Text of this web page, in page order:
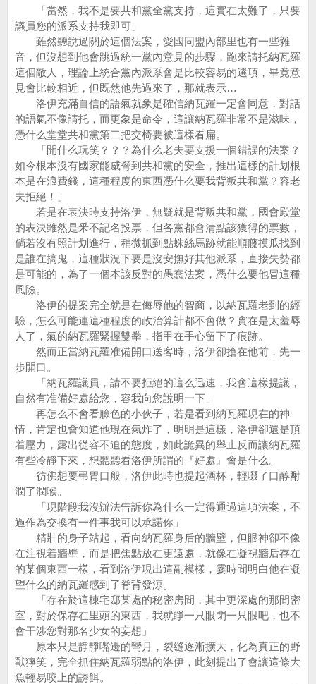
「當然，我不是要共和黨全黨支持，這實在太難了，只要
議員您的派系支持我即可」
雖然聽說過關於這個法案，愛國同盟內部里也有一些雜
音，但沒想到他會跳過統一黨內意見的步驟，跑來請托納瓦羅
這個敵人，理論上統合黨內派系會是比較容易的選項，畢竟意
見會比較相近，但既然他先過來了，那就表示…
洛伊充滿自信的語氣就象是確信納瓦羅一定會同意，對話
的語氣不像請托，而更象是命令，這讓納瓦羅非常不是滋味，
憑什么堂堂共和黨第二把交椅要被這樣看扁。
「開什么玩笑？？？為什么老夫要支援一個錯誤的法案？
如今根本沒有國家能威脅到共和黨的安全，推出這樣的計划根
本是在浪費錢，這種程度的東西憑什么要我背叛共和黨？容老
夫拒絕！」
若是在表決時支持洛伊，無疑就是背叛共和黨，國會殿堂
的表決雖然是釆不記名投票，但各黨都會清點該獲得的票數，
倘若沒有照計划進行，稍微抓到點蛛絲馬跡就能順藤摸瓜找到
是誰在搞鬼，這種狀況下要是沒安撫好其他派系，直接失勢都
是可能的，為了一個本該反對的愚蠢法案，憑什么要他冒這種
風險。
洛伊的提案完全就是在侮辱他的智商，以納瓦羅老到的經
驗，怎么可能連這種程度的政治算計都不會做？實在是太羞辱
人了，氣的納瓦羅緊握雙拳，指甲在手心留下了痕跡。
然而正當納瓦羅准備開口送客時，洛伊卻搶在他前，先一
步開口。
「納瓦羅議員，請不要拒絕的這么迅速，我會這樣提議，
自然有准備好處給您，容我向您說明一下」
再怎么不會看臉色的小伙子，若是看到納瓦羅現在的神
情，肯定也會知道他現在氣炸了，明明是這樣，洛伊卻還是頂
着壓力，露出從容不迫的態度，如此詭異的舉止反而讓納瓦羅
有些冷靜下來，想聽聽看洛伊所謂的『好處』會是什么。
彷佛想要弔胃口般，洛伊此時也提起酒杯，輕啜了口醇酎
潤了潤喉。
「現階段我沒辦法告訴你為什么一定得通過這項法案，不
過作為交換有一件事我可以承諾你」
精壯的身子站起，看向納瓦羅身后的牆壁，但眼神卻不像
在注視着牆壁，而是把焦點放在更遠處，就像在凝視牆后存在
的某個東西一樣，看到洛伊現出這副模樣，霎時間明白他在凝
望什么的納瓦羅感到了脊背發涼。
「存在於這棟宅邸某處的秘密房間，其中更深處的那間密
室，對於保存在里頭的東西，我就睜一只眼閉一只眼吧，也不
會干涉您對那名少女的妄想」
原本只是靜靜嘴邊的彎月，裂縫逐漸擴大，化為真正的野
獸獰笑，完全抓住納瓦羅弱點的洛伊，此刻提出了會讓這條大
魚輕易咬上的誘餌。